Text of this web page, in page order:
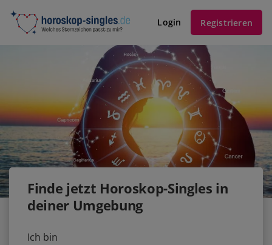
Login Registrieren
Finde jetzt Horoskop-Singles in
deiner Umgebung
Ich bin